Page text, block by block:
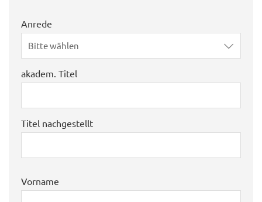
Anrede
Bitte wählen
akadem. Titel
Titel nachgestellt
Vorname